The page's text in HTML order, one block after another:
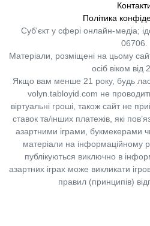
Політика
Суб'єкт у сфері онлайн-медіа;
06706.
Матеріали, розміщені на цьому
осіб віком від
Якщо вам менше 21 року, будь
volyn.tabloyid.com не
віртуальні гроші, також сайт не
ставок та/інших платежів, які
азартними іграми, букмекерами
матеріали на інформаційному
публікуються виключно в
азартних іграх може викликати
правил (принципів)